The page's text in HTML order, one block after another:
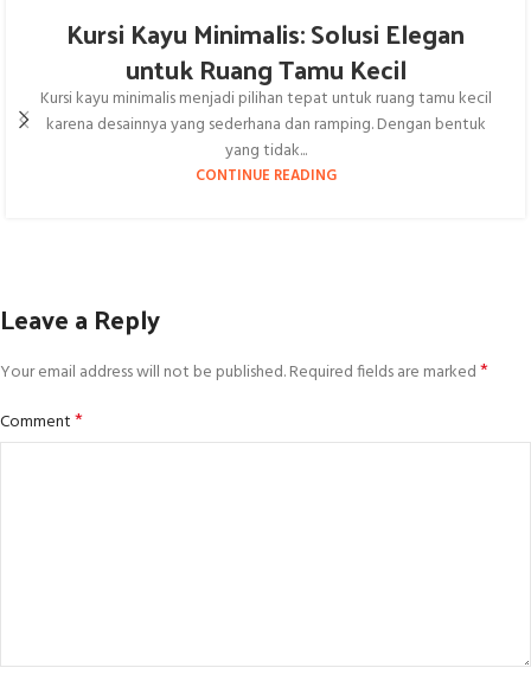
Kursi Kayu Minimalis: Solusi Elegan
untuk Ruang Tamu Kecil
Kursi kayu minimalis menjadi pilihan tepat untuk ruang tamu kecil
karena desainnya yang sederhana dan ramping. Dengan bentuk
yang tidak...
CONTINUE READING
Leave a Reply
Your email address will not be published.Required fields are marked*
Comment*